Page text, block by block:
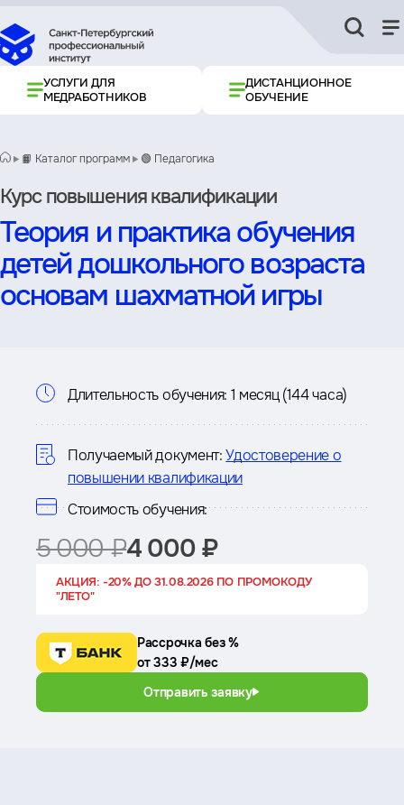
УСЛУГИ ДЛЯ
МЕДРАБОТНИКОВ
ДИСТАНЦИОННОЕ
ОБУЧЕНИЕ
📙 Каталог программ 🟢 Педагогика
Курс повышения квалификации
Теория и практика обучения
детей дошкольного возраста
основам шахматной игры
Информация
о
курсе
Длительность обучения: 1 месяц (144 часа)
Получаемый документ: Удостоверение о
повышении квалификации
Стоимость обучения:
5 000 ₽4 000 ₽
АКЦИЯ: -20% ДО 31.08.2026 ПО ПРОМОКОДУ
"ЛЕТО"
Рассрочка без %
от 333 ₽/мес
Отправить заявку